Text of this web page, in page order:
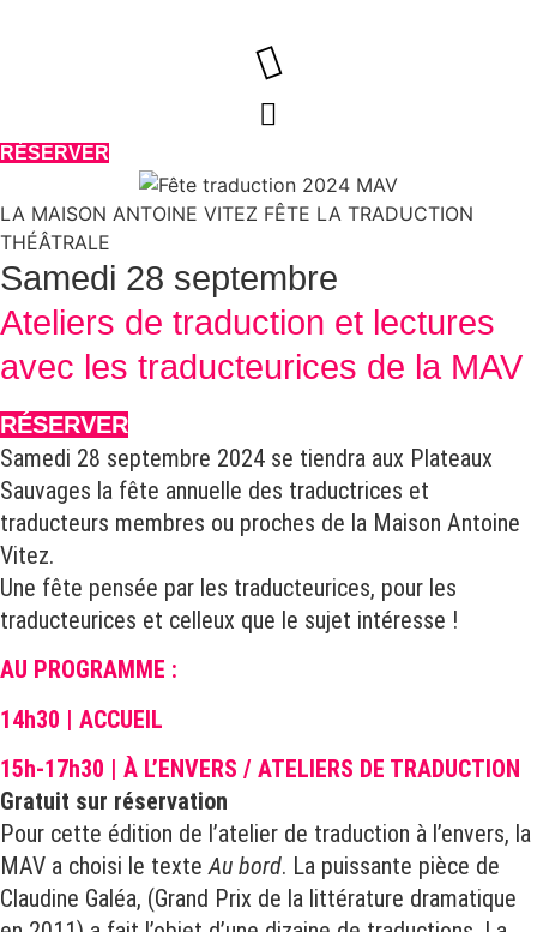
RÉSERVER
LA MAISON ANTOINE VITEZ FÊTE LA TRADUCTION
THÉÂTRALE
Samedi 28 septembre
Ateliers de traduction et lectures
avec les traducteurices de la MAV
RÉSERVER
Samedi 28 septembre 2024 se tiendra aux Plateaux
Sauvages la fête annuelle des traductrices et
traducteurs membres ou proches de la Maison Antoine
Vitez.
Une fête pensée par les traducteurices, pour les
traducteurices et celleux que le sujet intéresse !
AU PROGRAMME :
14h30 | ACCUEIL
15h-17h30 | À L’ENVERS / ATELIERS DE TRADUCTION
Gratuit sur réservation
Pour cette édition de l’atelier de traduction à l’envers, la
MAV a choisi le texteAu bord. La puissante pièce de
Claudine Galéa, (Grand Prix de la littérature dramatique